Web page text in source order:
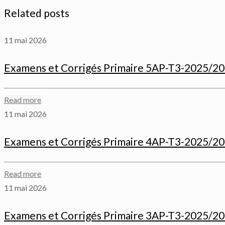
Related posts
11 mai 2026
Examens et Corrigés Primaire 5AP-T3-2025/
Read more
11 mai 2026
Examens et Corrigés Primaire 4AP-T3-2025/
Read more
11 mai 2026
Examens et Corrigés Primaire 3AP-T3-2025/